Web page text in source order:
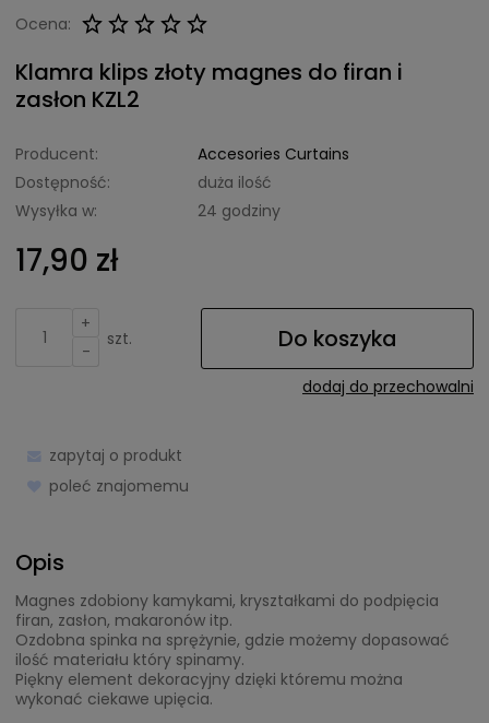
Ocena:
Klamra klips złoty magnes do firan i
zasłon KZL2
Producent:
Accesories Curtains
Dostępność:
duża ilość
Wysyłka w:
24 godziny
17,90 zł
+
-
szt. Do koszyka
dodaj do przechowalni
zapytaj o produkt
poleć znajomemu
Opis
Magnes zdobiony kamykami, kryształkami do podpięcia
firan, zasłon, makaronów itp.
Ozdobna spinka na sprężynie, gdzie możemy dopasować
ilość materiału który spinamy.
Piękny element dekoracyjny dzięki któremu można
wykonać ciekawe upięcia.